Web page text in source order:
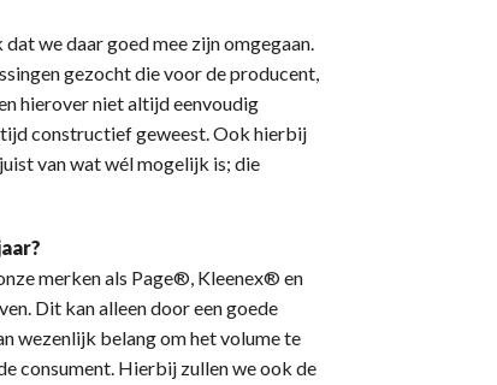
we daar goed mee zijn omgegaan.
gezocht die voor de producent,
hierover niet altijd eenvoudig
constructief geweest. Ook hierbij
van wat wél mogelijk is; die
merken als Page®, Kleenex® en
Dit kan alleen door een goede
wezenlijk belang om het volume te
consument. Hierbij zullen we ook de